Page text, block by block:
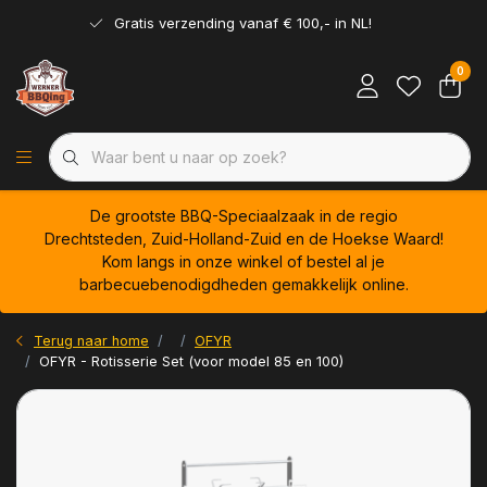
Gratis verzending vanaf € 100,- in NL!
0
De grootste BBQ-Speciaalzaak in de regio
Drechtsteden, Zuid-Holland-Zuid en de Hoekse Waard!
Kom langs in onze winkel of bestel al je
barbecuebenodigdheden gemakkelijk online.
Terug naar home
OFYR
OFYR - Rotisserie Set (voor model 85 en 100)